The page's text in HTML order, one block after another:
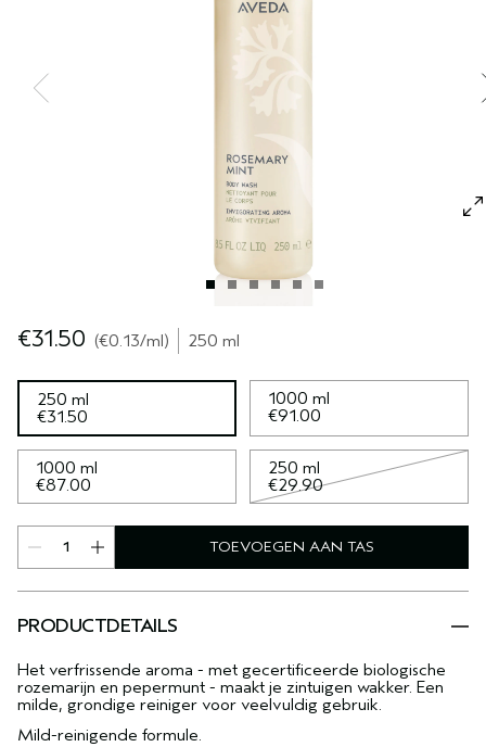
ALLE COLLECTIES
€31.50 €0.13/ml 250 ml
250 ml
€31.50
1000 ml
€91.00
1000 ml
€87.00
250 ml
€29.90
TOEVOEGEN AAN TAS
PRODUCTDETAILS
Het verfrissende aroma - met gecertificeerde biologische
rozemarijn en pepermunt - maakt je zintuigen wakker. Een
milde, grondige reiniger voor veelvuldig gebruik.
Mild-reinigende formule.